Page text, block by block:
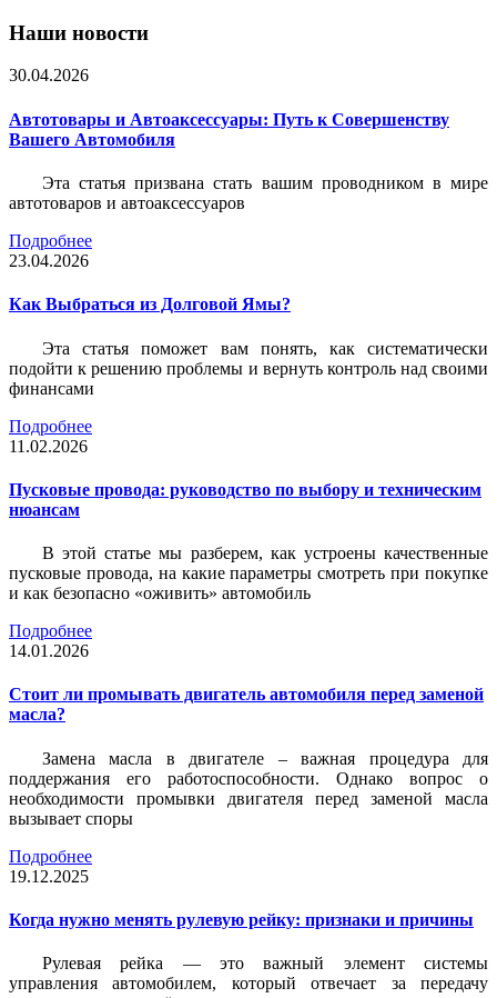
Наши новости
30.04.2026
Автотовары и Автоаксессуары: Путь к Совершенству
Вашего Автомобиля
Эта статья призвана стать вашим проводником в мире
автотоваров и автоаксессуаров
Подробнее
23.04.2026
Как Выбраться из Долговой Ямы?
Эта статья поможет вам понять, как систематически
подойти к решению проблемы и вернуть контроль над своими
финансами
Подробнее
11.02.2026
Пусковые провода: руководство по выбору и техническим
нюансам
В этой статье мы разберем, как устроены качественные
пусковые провода, на какие параметры смотреть при покупке
и как безопасно «оживить» автомобиль
Подробнее
14.01.2026
Стоит ли промывать двигатель автомобиля перед заменой
масла?
Замена масла в двигателе – важная процедура для
поддержания его работоспособности. Однако вопрос о
необходимости промывки двигателя перед заменой масла
вызывает споры
Подробнее
19.12.2025
Когда нужно менять рулевую рейку: признаки и причины
Рулевая рейка — это важный элемент системы
управления автомобилем, который отвечает за передачу